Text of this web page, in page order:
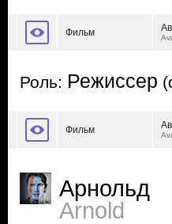
Фильм
Роль: Режиссер
Фильм
Арнольд
Arnold